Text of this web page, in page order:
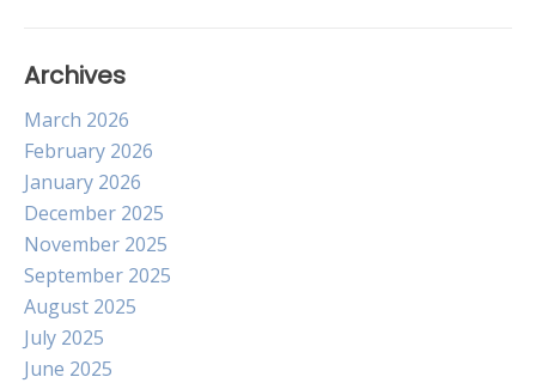
Archives
March 2026
February 2026
January 2026
December 2025
November 2025
September 2025
August 2025
July 2025
June 2025